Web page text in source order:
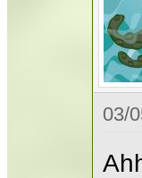
03/